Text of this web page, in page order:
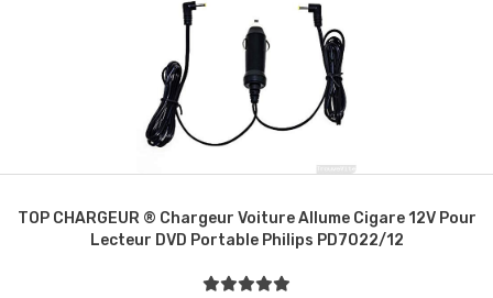
TOP CHARGEUR ® Chargeur Voiture Allume Cigare 12V Pour
Lecteur DVD Portable Philips PD7022/12